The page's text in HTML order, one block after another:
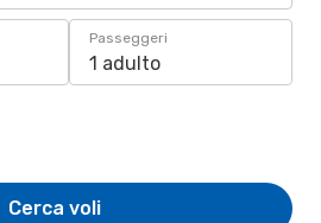
Passeggeri
1 adulto
Cerca voli